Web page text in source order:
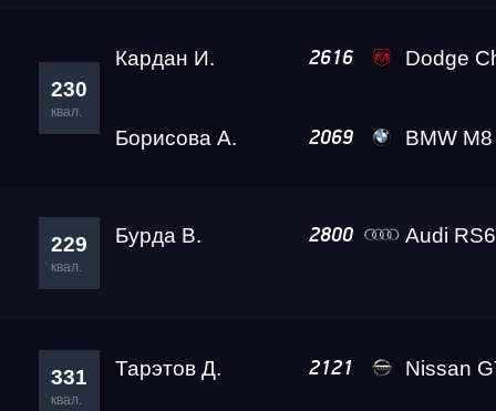
230
квал.
Кардан И. 2616 Dodge Challenger SRT
Борисова А. 2069 BMW M8 Gran Coupe
229
квал.
Бурда В. 2800 Audi
331
квал.
Тарэтов Д. 2121 Nissan GT-R